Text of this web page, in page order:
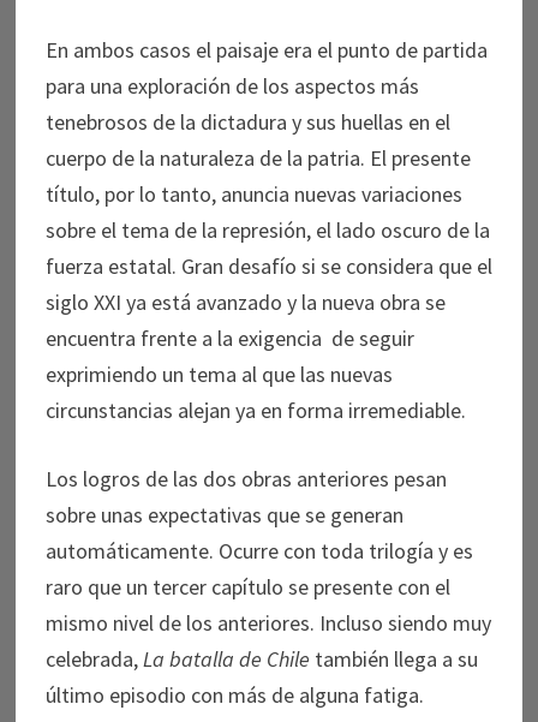
En ambos casos el paisaje era el punto de partida
para una exploración de los aspectos más
tenebrosos de la dictadura y sus huellas en el
cuerpo de la naturaleza de la patria. El presente
título, por lo tanto, anuncia nuevas variaciones
sobre el tema de la represión, el lado oscuro de la
fuerza estatal. Gran desafío si se considera que el
siglo XXI ya está avanzado y la nueva obra se
encuentra frente a la exigencia de seguir
exprimiendo un tema al que las nuevas
circunstancias alejan ya en forma irremediable.
Los logros de las dos obras anteriores pesan
sobre unas expectativas que se generan
automáticamente. Ocurre con toda trilogía y es
raro que un tercer capítulo se presente con el
mismo nivel de los anteriores. Incluso siendo muy
celebrada, La batalla de Chile también llega a su
último episodio con más de alguna fatiga.